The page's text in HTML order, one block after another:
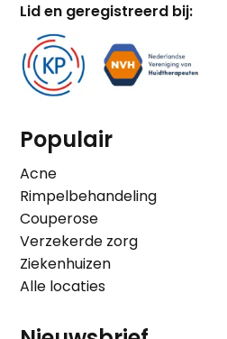
Lid en geregistreerd bij:
Populair
Acne
Rimpelbehandeling
Couperose
Verzekerde zorg
Ziekenhuizen
Alle locaties